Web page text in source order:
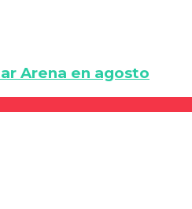
Arena en agosto